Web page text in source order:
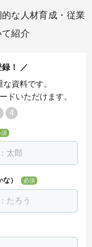
な人材育成・従業
紹介
！
な資料です。
ドいただけます。
4
須
） 必須